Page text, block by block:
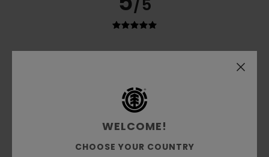
/5
Coloris: 5/5
Je recommande ce produit
3/5
WELCOME!
CHOOSE YOUR COUNTRY